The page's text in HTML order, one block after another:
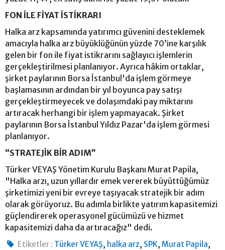
FON İLE FİYAT İSTİKRARI
Halka arz kapsamında yatırımcı güvenini desteklemek
amacıyla halka arz büyüklüğünün yüzde 70’ine karşılık
gelen bir fon ile fiyat istikrarını sağlayıcı işlemlerin
gerçekleştirilmesi planlanıyor. Ayrıca hâkim ortaklar,
şirket paylarının Borsa İstanbul'da işlem görmeye
başlamasının ardından bir yıl boyunca pay satışı
gerçekleştirmeyecek ve dolaşımdaki pay miktarını
artıracak herhangi bir işlem yapmayacak. Şirket
paylarının Borsa İstanbul Yıldız Pazar'da işlem görmesi
planlanıyor.
“STRATEJİK BİR ADIM”
Türker VEYAŞ Yönetim Kurulu Başkanı Murat Papila,
"Halka arzı, uzun yıllardır emek vererek büyüttüğümüz
şirketimizi yeni bir evreye taşıyacak stratejik bir adım
olarak görüyoruz. Bu adımla birlikte yatırım kapasitemizi
güçlendirerek operasyonel gücümüzü ve hizmet
kapasitemizi daha da artıracağız" dedi.
Etiketler : Türker VEYAŞ, halka arz, SPK,Murat Papila,